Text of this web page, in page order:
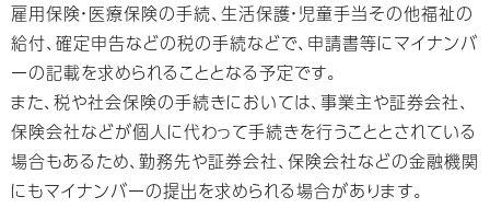
雇用保険・医療保険の手続、生活保護・児童手当その他福祉の
給付、確定申告などの税の手続などで、申請書等にマイナンバ
ーの記載を求められることとなる予定です。
また、税や社会保険の手続きにおいては、事業主や証券会社、
保険会社などが個人に代わって手続きを行うこととされている
場合もあるため、勤務先や証券会社、保険会社などの金融機関
にもマイナンバーの提出を求められる場合があります。